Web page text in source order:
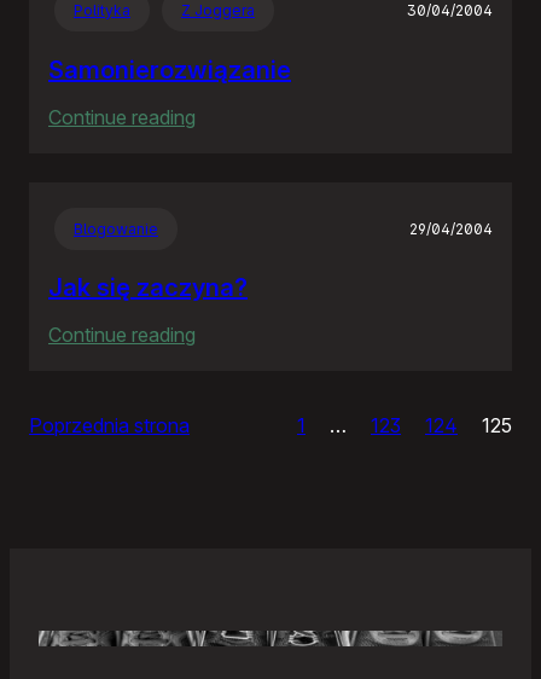
Polityka Z Joggera 30/04/2004
Samonierozwiązanie
Continue reading
Blogowanie 29/04/2004
Jak się zaczyna?
Continue reading
Poprzednia strona 1 … 123 124 125